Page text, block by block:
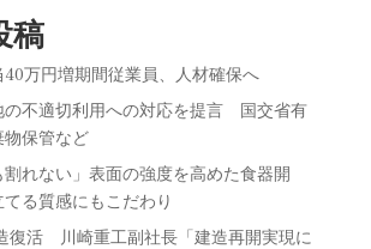
稿
40万円増期間従業員、人材確保へ
の不適切利用への対応を提言 国交省有
保管など
割れない」表面の強度を高めた食器開
る質感にもこだわり
復活 川崎重工副社長「建造再開実現に